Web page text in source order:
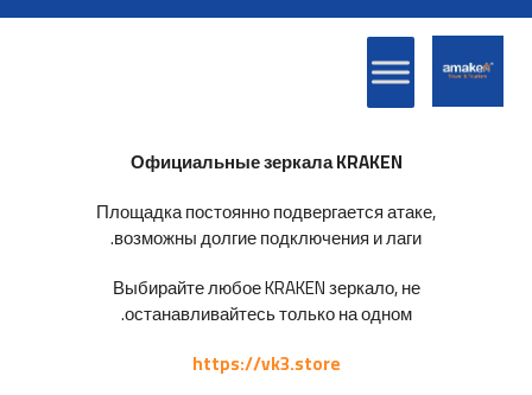
Официальные зеркала KRAKEN
Площадка постоянно подвергается атаке,
возможны долгие подключения и лаги.
Выбирайте любое KRAKEN зеркало, не
останавливайтесь только на одном.
https://vk3.store